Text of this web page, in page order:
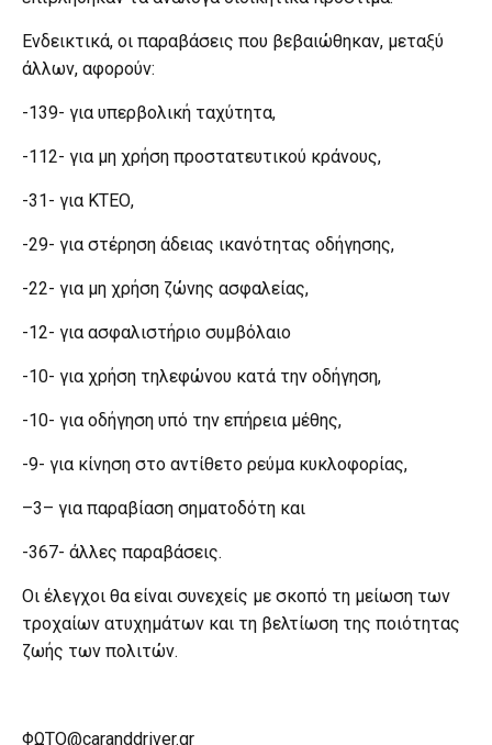
Ενδεικτικά, οι παραβάσεις που βεβαιώθηκαν, μεταξύ
άλλων, αφορούν:
-139- για υπερβολική ταχύτητα,
-112- για μη χρήση προστατευτικού κράνους,
-31- για ΚΤΕΟ,
-29- για στέρηση άδειας ικανότητας οδήγησης,
-22- για μη χρήση ζώνης ασφαλείας,
-12- για ασφαλιστήριο συμβόλαιο
-10- για χρήση τηλεφώνου κατά την οδήγηση,
-10- για οδήγηση υπό την επήρεια μέθης,
-9- για κίνηση στο αντίθετο ρεύμα κυκλοφορίας,
–3– για παραβίαση σηματοδότη και
-367- άλλες παραβάσεις.
Οι έλεγχοι θα είναι συνεχείς με σκοπό τη μείωση των
τροχαίων ατυχημάτων και τη βελτίωση της ποιότητας
ζωής των πολιτών.
ΦΩΤΟ@caranddriver.gr